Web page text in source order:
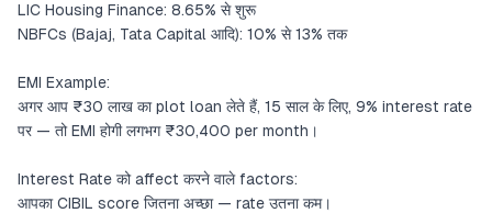
LIC Housing Finance: 8.65% से शुरू
NBFCs (Bajaj, Tata Capital आदि): 10% से 13% तक
EMI Example:
अगर आप ₹30 लाख का plot loan लेते हैं, 15 साल के लिए, 9% interest rate
पर — तो EMI होगी लगभग ₹30,400 per month।
Interest Rate को affect करने वाले factors:
आपका CIBIL score जितना अच्छा — rate उतना कम।